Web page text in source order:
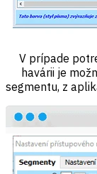
V prípade
havárii je
segmentu, z